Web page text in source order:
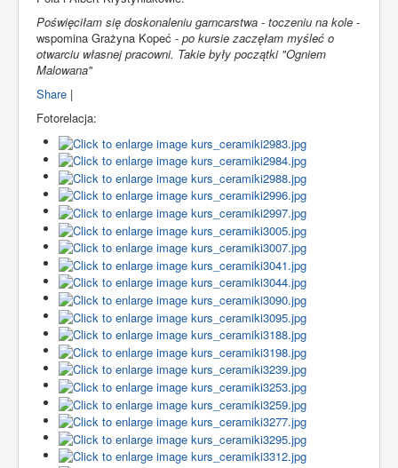
Poświęciłam się doskonaleniu garncarstwa - toczeniu na kole -
wspomina Grażyna Kopeć - po kursie zaczęłam myśleć o
otwarciu własnej pracowni. Takie były początki "Ogniem
Malowana"
Share |
Fotorelacja: